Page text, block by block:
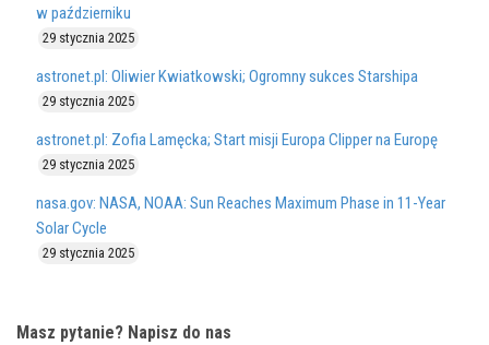
w październiku
29 stycznia 2025
astronet.pl: Oliwier Kwiatkowski; Ogromny sukces Starshipa
29 stycznia 2025
astronet.pl: Zofia Lamęcka; Start misji Europa Clipper na Europę
29 stycznia 2025
nasa.gov: NASA, NOAA: Sun Reaches Maximum Phase in 11-Year
Solar Cycle
29 stycznia 2025
Masz pytanie? Napisz do nas